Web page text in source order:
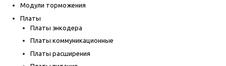
Модули торможения
Платы
Платы энкодера
Платы коммуникационные
Платы расширения